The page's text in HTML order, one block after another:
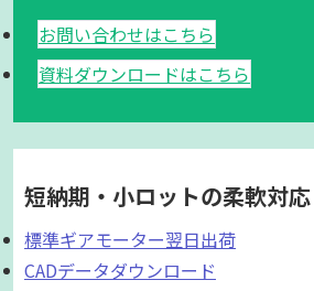
お問い合わせはこちら
資料ダウンロードはこちら
短納期・小ロットの柔軟対応
標準ギアモーター翌日出荷
CADデータダウンロード